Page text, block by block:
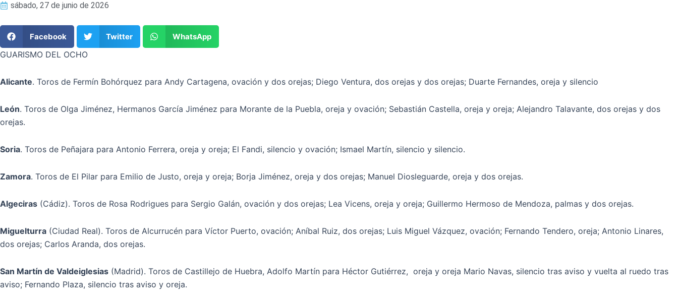
sábado, 27 de junio de 2026
Facebook Twitter WhatsApp
GUARISMO DEL OCHO
Alicante. Toros de Fermín Bohórquez para Andy Cartagena, ovación y dos orejas; Diego Ventura, dos orejas y dos orejas; Duarte Fernandes, oreja y silencio
León. Toros de Olga Jiménez, Hermanos García Jiménez para Morante de la Puebla, oreja y ovación; Sebastián Castella, oreja y oreja; Alejandro Talavante, dos orejas y dos
orejas.
Soria. Toros de Peñajara para Antonio Ferrera, oreja y oreja; El Fandi, silencio y ovación; Ismael Martín, silencio y silencio.
Zamora. Toros de El Pilar para Emilio de Justo, oreja y oreja; Borja Jiménez, oreja y dos orejas; Manuel Diosleguarde, oreja y dos orejas.
Algeciras (Cádiz). Toros de Rosa Rodrigues para Sergio Galán, ovación y dos orejas; Lea Vicens, oreja y oreja; Guillermo Hermoso de Mendoza, palmas y dos orejas.
Miguelturra (Ciudad Real). Toros de Alcurrucén para Víctor Puerto, ovación; Aníbal Ruiz, dos orejas; Luis Miguel Vázquez, ovación; Fernando Tendero, oreja; Antonio Linares,
dos orejas; Carlos Aranda, dos orejas.
San Martín de Valdeiglesias (Madrid). Toros de Castillejo de Huebra, Adolfo Martín para Héctor Gutiérrez, oreja y oreja Mario Navas, silencio tras aviso y vuelta al ruedo tras
aviso; Fernando Plaza, silencio tras aviso y oreja.